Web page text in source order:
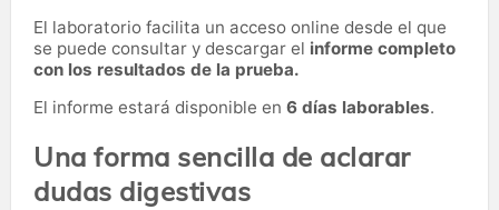
El laboratorio facilita un acceso online desde el que
se puede consultar y descargar el informe completo
con los resultados de la prueba.
El informe estará disponible en 6 días laborables.
Una forma sencilla de aclarar
dudas digestivas